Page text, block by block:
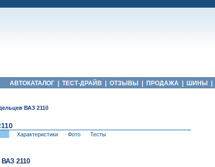
АВТОКАТАЛОГ ТЕСТ-ДРАЙВ ОТЗЫВЫ ПРОДАЖА ШИНЫ
ВАЗ 2110
Характеристики Фото Тесты
ВАЗ 2110